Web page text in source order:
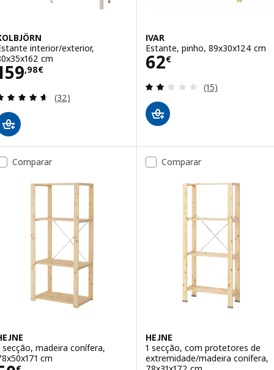
interior/exterior,
cm
,98€159,98€
Avaliação: 4.6 fora de 5 estrelas. Total de
(32)
IVAR
Estante, pinho, 89x30x124 cm
62€
Preço 62€
Avaliação: 2.1
(15)
Comparar
secção, madeira conífera,
cm
Comparar
HEJNE
1 secção, com protetores de
extremidade/madeira conífera,